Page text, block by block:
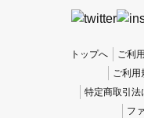
トップへ ご利
ご利用
特定商取引法
フ